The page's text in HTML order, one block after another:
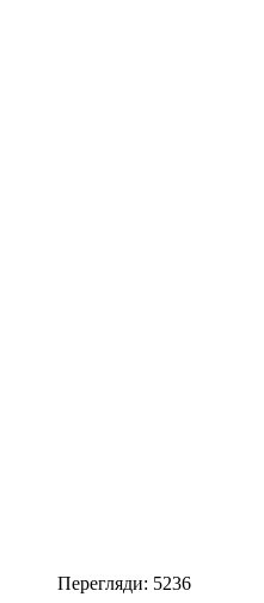
Перегляди: 5236